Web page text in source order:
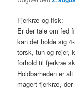
Fjerkræ og fisk:
Er der tale om fed
kan det holde sig
torsk, tun og rejer,
forhold til fjerkræ
Holdbarheden er
magert fjerkræ, der